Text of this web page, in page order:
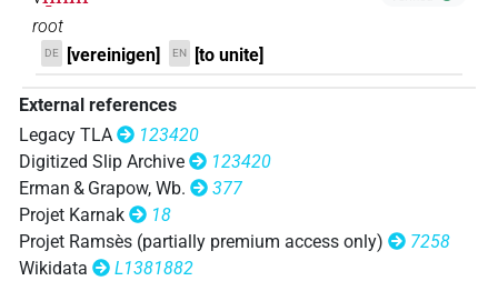
𓎸𓅓[]𓏛[]
𓎸𓅓𓇋𓇋𓏲 ⸮? | 1×
𓎸𓅓𓏏𓏛 | 1× V\imp.pl (1
𓎸𓅱 | 1× V\tam.act (1)
root
DE [vereinigen] EN [to unite]
External references
Legacy TLA
123420
Digitized Slip Archive
123420
Erman & Grapow, Wb.
377
Projet Karnak
18
Projet Ramsès (partially premium access only)
7258
Wikidata
L1381882